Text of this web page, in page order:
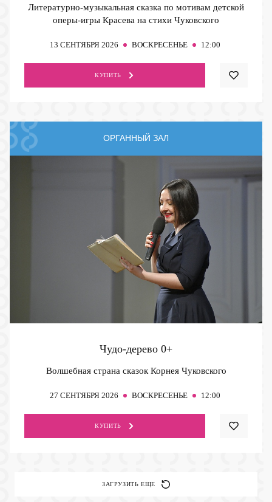
Литературно-музыкальная сказка по мотивам детской
оперы-игры Красева на стихи Чуковского
13 СЕНТЯБРЯ 2026 ВОСКРЕСЕНЬЕ 12:00
КУПИТЬ
ОРГАННЫЙ ЗАЛ
Чудо-дерево 0+
Волшебная страна сказок Корнея Чуковского
27 СЕНТЯБРЯ 2026 ВОСКРЕСЕНЬЕ 12:00
КУПИТЬ
ЗАГРУЗИТЬ ЕЩЕ